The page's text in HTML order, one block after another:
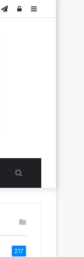
Sidebar
Авторизация
Telegram
217